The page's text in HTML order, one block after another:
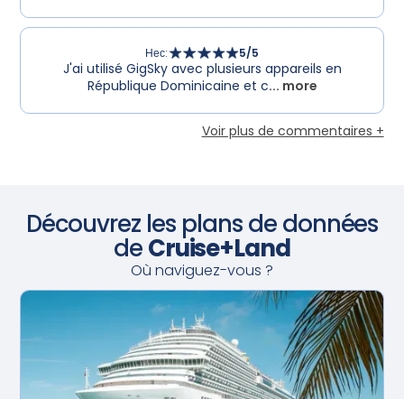
Нес: 5/5
J'ai utilisé GigSky avec plusieurs appareils en
République Dominicaine et c... more
Voir plus de commentaires +
Découvrez les plans de données
deCruise+Land
Où naviguez-vous ?